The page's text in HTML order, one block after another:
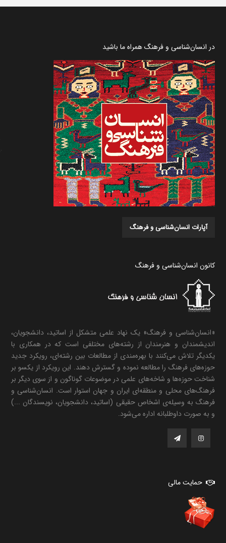
در انسان‌شناسی و فرهنگ همراه ما باشید
آپارات انسان‌شناسی و فرهنگ
کانون انسان‌شناسی و فرهنگ
«انسان‌شناسی و فرهنگ» یک نهاد علمی متشکل از اساتید، دانشجویان،
اندیشمندان و هنرمندان از رشته‌های مختلفی است که در همکاری با
یکدیگر تلاش می‌کنند با بهره‌مندی از مطالعات بین رشته‌ای، رویکرد جدید
حوزه‌های فرهنگ را مطالعه نموده و گسترش دهند. این رویکرد از یکسو بر
شناخت حوزه‌ها و شاخه‌های علمی در موضوعات گوناگون و از سوی دیگر بر
فرهنگ‌های محلی و منطقه‌ای ایران و جهان استوار است. انسان‌شناسی و
فرهنگ به وسیله‌ی اشخاص حقیقی (اساتید، دانشجویان، نویسندگان ...)
و به صورت داوطلبانه اداره می‌شود.
حمایت مالی